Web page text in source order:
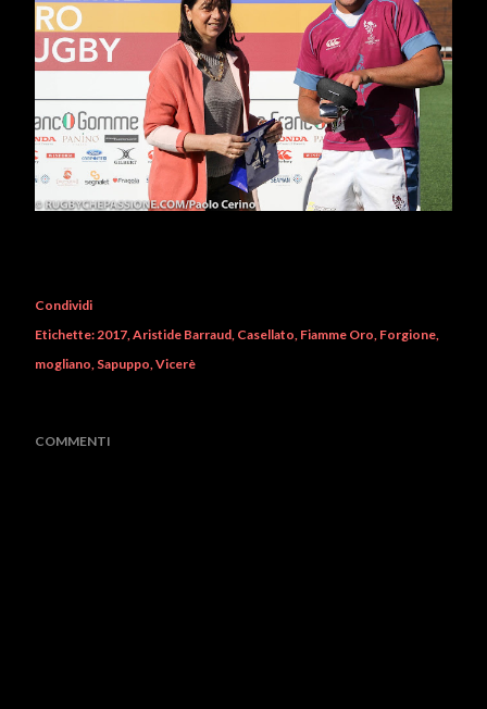
Condividi
Etichette:2017 Aristide Barraud Casellato Fiamme Oro Forgione
mogliano Sapuppo Vicerè
COMMENTI